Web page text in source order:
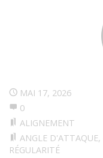
MAI 17, 2026
0
ALIGNEMENT
ANGLE D'ATTAQUE,
RÉGULARITÉ